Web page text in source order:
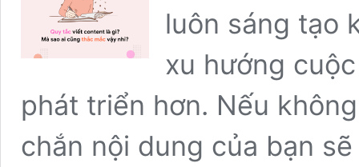
luôn sáng tạo
xu hướng
phát triển hơn. Nếu
chắn nội dung của bạn